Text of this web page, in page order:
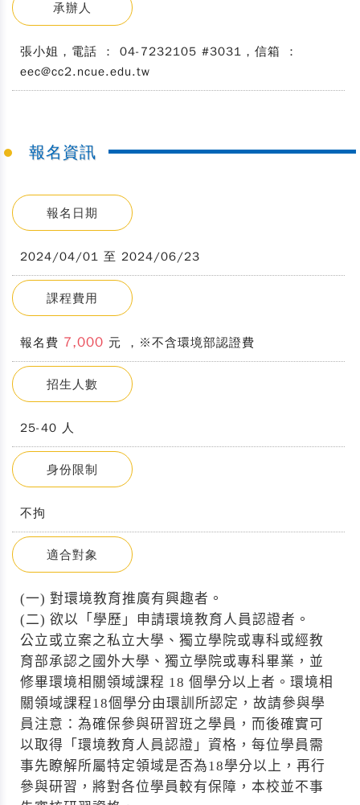
承辦人
張小姐，電話 ： 04-7232105 #3031，信箱 ：
eec@cc2.ncue.edu.tw
報名資訊
報名日期
2024/04/01 至 2024/06/23
課程費用
報名費 7,000 元 ，※不含環境部認證費
招生人數
25-40 人
身份限制
不拘
適合對象
(一) 對環境教育推廣有興趣者。
(二) 欲以「學歷」申請環境教育人員認證者。
公立或立案之私立大學、獨立學院或專科或經教
育部承認之國外大學、獨立學院或專科畢業，並
修畢環境相關領域課程 18 個學分以上者。環境相
關領域課程18個學分由環訓所認定，故請參與學
員注意：為確保參與研習班之學員，而後確實可
以取得「環境教育人員認證」資格，每位學員需
事先瞭解所屬特定領域是否為18學分以上，再行
參與研習，將對各位學員較有保障，本校並不事